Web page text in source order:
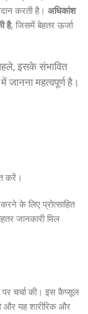
करती है। अधिकांश
है, जिसमें बेहतर ऊर्जा
इसके संभावित
जानना महत्वपूर्ण है।
करें।
के लिए प्रोत्साहित
जानकारी मिल
चर्चा की। इस कैप्सूल
यह शारीरिक और